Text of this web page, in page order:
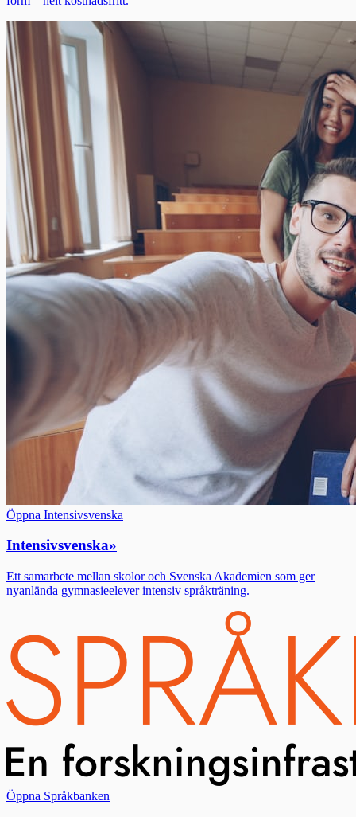
Öppna Intensivsvenska
Intensivsvenska»
Ett samarbete mellan skolor och Svenska Akademien som ger
nyanlända gymnasieelever intensiv språkträning.
Öppna Språkbanken